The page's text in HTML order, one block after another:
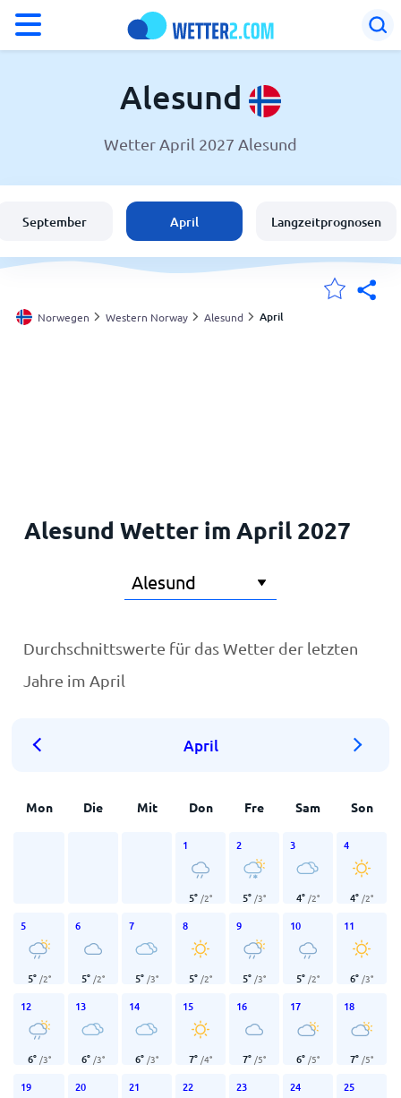
Wetter in Alesund
Schweiz
Deutschland
Alesund
Wetter April 2027 Alesund
September April Langzeitprognosen
Norwegen Western Norway Alesund April
Alesund Wetter im April 2027
Durchschnittswerte für das Wetter der letzten
Jahre im April
April
Mon Die Mit Don Fre Sam Son
1
5° /2°
2
5° /3°
3
4° /2°
4
4° /2°
5
5° /2°
6
5° /2°
7
5° /3°
8
5° /2°
9
5° /3°
10
5° /2°
11
6° /3°
12
6° /3°
13
6° /3°
14
6° /3°
15
7° /4°
16
7° /5°
17
6° /5°
18
7° /5°
19 20 21 22 23 24 25